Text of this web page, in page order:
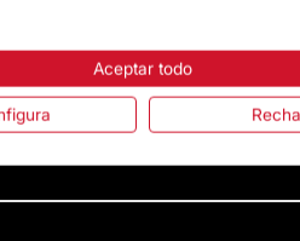
Aceptar todo